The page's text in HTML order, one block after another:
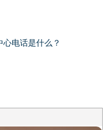
心电话是什么？